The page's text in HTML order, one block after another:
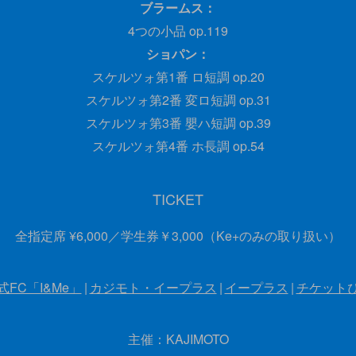
ブラームス：
4つの小品 op.119
ショパン：
スケルツォ第1番 ロ短調 op.20
スケルツォ第2番 変ロ短調 op.31
スケルツォ第3番 嬰ハ短調 op.39
スケルツォ第4番 ホ長調 op.54
TICKET
全指定席 ¥6,000 学生券￥3,000（Ke+のみの取り扱い）
FC「I&Me」 カジモト・イープラス イープラス チケット
主催：KAJIMOTO